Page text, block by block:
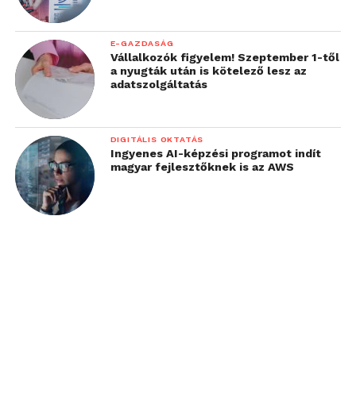
E-GAZDASÁG
Vállalkozók figyelem! Szeptember 1-től
a nyugták után is kötelező lesz az
adatszolgáltatás
DIGITÁLIS OKTATÁS
Ingyenes AI-képzési programot indít
magyar fejlesztőknek is az AWS